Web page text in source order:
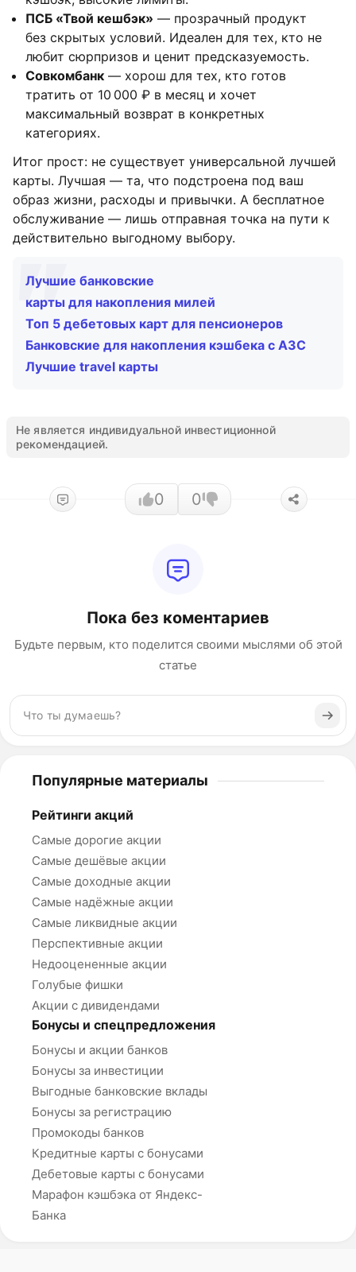
ПСБ «Твой кешбэк» — прозрачный продукт
без скрытых условий. Идеален для тех, кто не
любит сюрпризов и ценит предсказуемость.
Совкомбанк — хорош для тех, кто готов
тратить от 10 000 ₽ в месяц и хочет
максимальный возврат в конкретных
категориях.
Итог прост: не существует универсальной лучшей
карты. Лучшая — та, что подстроена под ваш
образ жизни, расходы и привычки. А бесплатное
обслуживание — лишь отправная точка на пути к
действительно выгодному выбору.
Лучшие банковские
карты для накопления милей
Топ 5 дебетовых карт для пенсионеров
Банковские для накопления кэшбека с АЗС
Лучшие travel карты
Не является индивидуальной инвестиционной
рекомендацией.
0 0
Пока без коментариев
Будьте первым, кто поделится своими мыслями об этой
статье
Популярные материалы
Рейтинги акций
Самые дорогие акции
Самые дешёвые акции
Самые доходные акции
Самые надёжные акции
Самые ликвидные акции
Перспективные акции
Недооцененные акции
Голубые фишки
Акции с дивидендами
Бонусы и спецпредложения
Бонусы и акции банков
Бонусы за инвестиции
Выгодные банковские вклады
Бонусы за регистрацию
Промокоды банков
Кредитные карты с бонусами
Дебетовые карты с бонусами
Марафон кэшбэка от Яндекс-
Банка